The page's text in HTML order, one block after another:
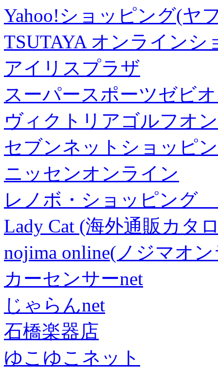
Yahoo!ショッピング(ヤ
TSUTAYA オンラインシ
アイリスプラザ
スーパースポーツゼビ
ヴィクトリアゴルフオ
セブンネットショッピ
ニッセンオンライン
レノボ・ショッピング
Lady Cat (海外通販カタ
nojima online(ノジマオ
カーセンサーnet
じゃらんnet
石橋楽器店
ゆこゆこネット